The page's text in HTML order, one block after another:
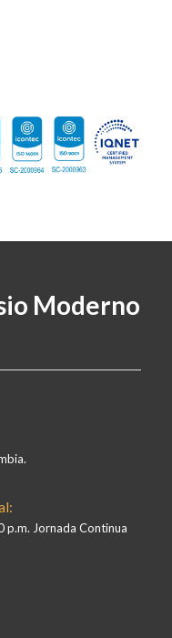
Moderno
p.m. Jornada Continua